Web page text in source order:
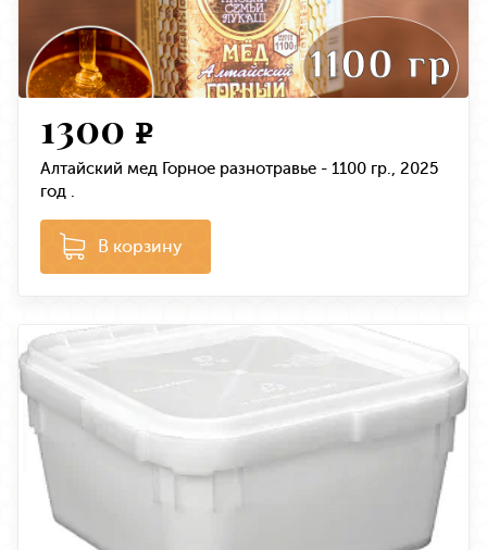
1300 e
Алтайский мед Горное разнотравье - 1100 гр., 2025
год .
В корзину